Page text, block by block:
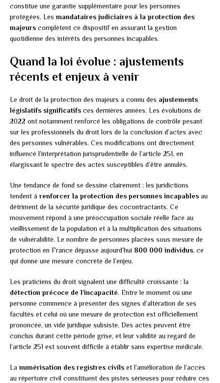
constitue une garantie supplémentaire pour les personnes
protégées. Les mandataires judiciaires à la protection des
majeurs complètent ce dispositif en assurant la gestion
quotidienne des intérêts des personnes incapables.
Quand la loi évolue : ajustements
récents et enjeux à venir
Le droit de la protection des majeurs a connu des ajustements
législatifs significatifs ces dernières années. Les évolutions de
2022 ont notamment renforcé les obligations de contrôle pesant
sur les professionnels du droit lors de la conclusion d’actes avec
des personnes vulnérables. Ces modifications ont directement
influencé l’interprétation jurisprudentielle de l’article 251, en
élargissant le spectre des actes susceptibles d’être annulés.
Une tendance de fond se dessine clairement : les juridictions
tendent à renforcer la protection des personnes incapables au
détriment de la sécurité juridique des cocontractants. Ce
mouvement répond à une préoccupation sociale réelle face au
vieillissement de la population et à la multiplication des situations
de vulnérabilité. Le nombre de personnes placées sous mesure de
protection en France dépasse aujourd’hui 800 000 individus, ce
qui donne une mesure concrète de l’enjeu.
Les praticiens du droit signalent une difficulté croissante : la
détection précoce de l’incapacité. Entre le moment où une
personne commence à présenter des signes d’altération de ses
facultés et celui où une mesure de protection est officiellement
prononcée, un vide juridique subsiste. Des actes peuvent être
conclus durant cette période grise, et leur validité au regard de
l’article 251 est souvent difficile à établir sans expertise médicale.
La numérisation des registres civils et l’amélioration de l’accès
au répertoire civil constituent des pistes sérieuses pour réduire ces